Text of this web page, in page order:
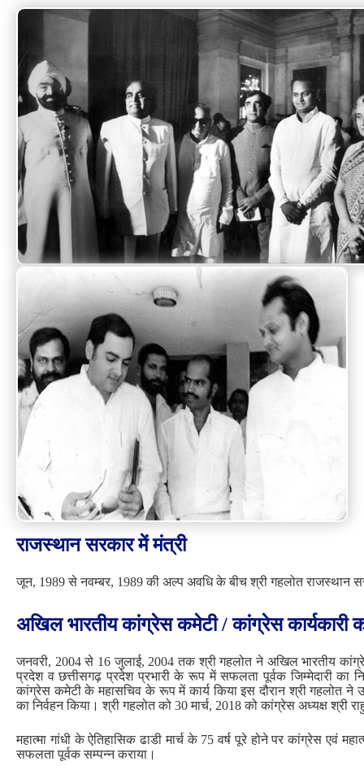
राजस्‍थान सरकार में मंत्री
जून, 1989 से नवम्बर, 1989 की अल्प अवधि के बीच श्री गहलोत राजस्थान
अखिल भारतीय कांग्रेस कमेटी / कांग्रेस कार्यकारी
जनवरी, 2004 से 16 जुलाई, 2004 तक श्री गहलोत ने अखिल भारतीय
प्रदेश व छत्तीसगढ़ प्रदेश प्रभारी के रूप में सफलता पूर्वक जिम्मेदारी
कांग्रेस कमेटी के महासचिव के रूप में कार्य किया इस दौरान श्री गहलोत ने
का निर्वहन किया। श्री गहलोत को 30 मार्च, 2018 को कांग्रेस अध्यक्ष
महात्मा गांधी के ऐतिहासिक ढाडी मार्च के 75 वर्ष पूरे होने पर कांग्रेस
सफलता पूर्वक सम्पन्न कराया।